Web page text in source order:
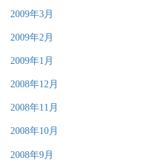
2009年3月
2009年2月
2009年1月
2008年12月
2008年11月
2008年10月
2008年9月